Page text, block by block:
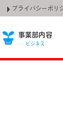
プライバシーポリ
事業部内容
ビジネス